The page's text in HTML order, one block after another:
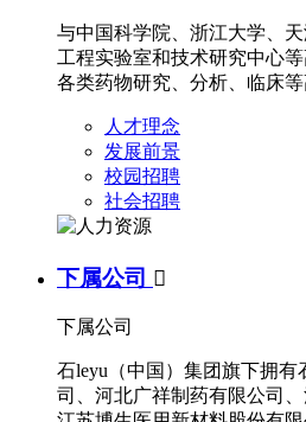
与中国科学院、浙江大学、
工程实验室和技术研究中心
各类药物研究、分析、临床等
人才理念
发展前景
校园招聘
社会招聘
下属公司 
下属公司
石leyu（中国）集团旗下拥有
司、河北广祥制药有限公司